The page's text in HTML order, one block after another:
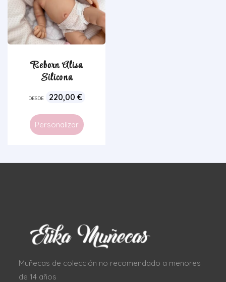
Reborn Alisa
Silicona
DESDE 220,00 €
Personalizar
Muñecas de colección no recomendado a menores
de 14 años